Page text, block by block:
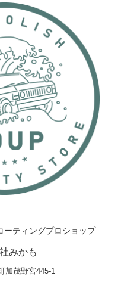
ーティングプロショップ
みかも
加茂野宮445-1